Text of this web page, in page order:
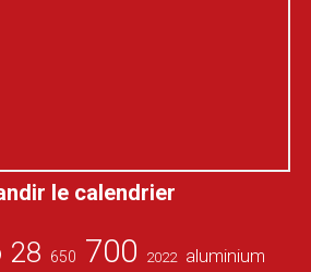
le calendrier
28 650 700 2022 aluminium